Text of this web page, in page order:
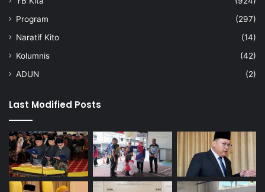
a
t
n
Program
(297)
Naratif Kito
(14)
Kolumnis
(42)
ADUN
(2)
Last Modified Posts